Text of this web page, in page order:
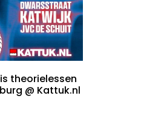
theorielessen
@ Kattuk.nl